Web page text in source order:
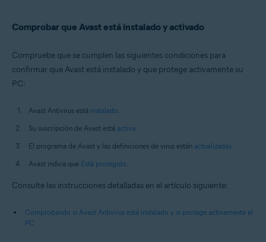
Comprobar que Avast está instalado y activado
Compruebe que se cumplen las siguientes condiciones para
confirmar que Avast está instalado y que protege activamente su
PC:
Avast Antivirus está instalado
Su suscripción de Avast está activa
El programa de Avast y las definiciones de virus están actualizadas
Avast indica que Está protegido
Consulte las instrucciones detalladas en el artículo siguiente:
Comprobando si Avast Antivirus está instalado y si protege activamente el
PC